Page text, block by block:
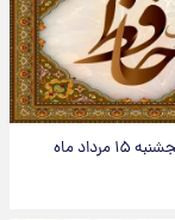
فال حافظ پنجشنبه ۱۵ مرداد ماه